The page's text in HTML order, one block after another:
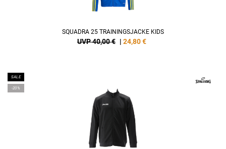
SQUADRA 25 TRAININGSJACKE KIDS
UVP 40,00 € | 24,80€
SALE
-20%